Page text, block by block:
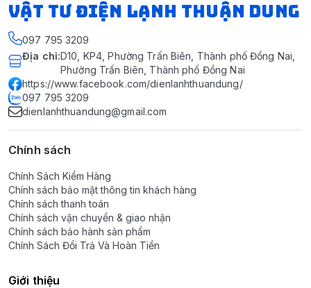
VẬT TƯ ĐIỆN LẠNH THUẬN DUNG
097 795 3209
Địa chỉ:D10, KP4, Phường Trấn Biên, Thành phố Đồng Nai,
Phường Trấn Biên, Thành phố Đồng Nai
https://www.facebook.com/dienlanhthuandung/
097 795 3209
dienlanhthuandung@gmail.com
Chính sách
Chính Sách Kiểm Hàng
Chính sách bảo mật thông tin khách hàng
Chính sách thanh toán
Chính sách vận chuyển & giao nhận
Chính sách bảo hành sản phẩm
Chính Sách Đổi Trả Và Hoàn Tiền
Giới thiệu